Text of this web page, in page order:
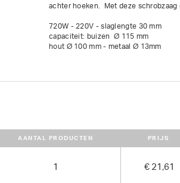
achter hoeken.  Met deze
720W - 220V - slaglengte 30 mm
capaciteit: buizen  Ø 115 mm
hout Ø 100 mm - metaal Ø 13mm
AANTAL PRODUCTEN PRIJS
1 € 21,61